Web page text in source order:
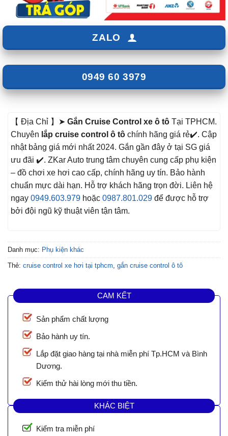
ZALO
0949 60 3979
【 Địa Chỉ 】➤ Gắn Cruise Control xe ô tô Tại TPHCM.
Chuyên lắp cruise control ô tô chính hãng giá rẻ✔️. Cập
nhật bảng giá mới nhất 2024. Gắn gần đây ở tại SG giá
ưu đãi ✔️. ZKar Auto trung tâm chuyên cung cấp phụ kiện
– đồ chơi xe hơi cao cấp, chính hãng uy tín. Bảo hành
chuẩn mực dài hạn. Hỗ trợ khách hãng trọn đời. Liên hệ
ngay 0949.603.979 hoặc 0987.801.029 để được hỗ trợ
bởi đội ngũ kỹ thuật viên tận tâm.
Danh mục: Phụ kiện khác
Thẻ: cruise control xe hơi tại tphcm gắn cruise control ô tô
CAM KẾT
Sản phẩm chất lượng
Bảo hành uy tín.
Lắp đặt giao hàng tại nhà miễn phí Tp.HCM và Bình
Dương.
Kiểm thử hài lòng mới thu tiền.
KHÁC BIỆT
Kiểm tra miễn phí